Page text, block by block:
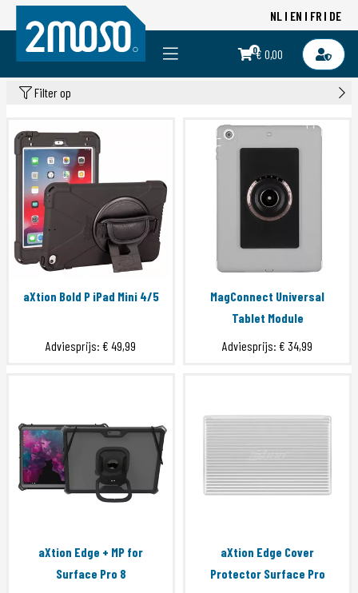
NL EN FR DE
0€ 0,00
Filter op
aXtion Bold P iPad Mini 4/5
Adviesprijs: € 49,99
MagConnect Universal
Tablet Module
Adviesprijs: € 34,99
aXtion Edge + MP for
Surface Pro 8
aXtion Edge Cover
Protector Surface Pro